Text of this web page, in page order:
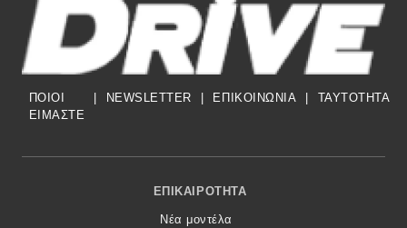
ΠΟΙΟΙ
ΕΙΜΑΣΤΕ
NEWSLETTER ΕΠΙΚΟΙΝΩΝΙΑ TAYTOTHTA
Footer Menu
ΕΠΙΚΑΙΡΌΤΗΤΑ
Νέα μοντέλα